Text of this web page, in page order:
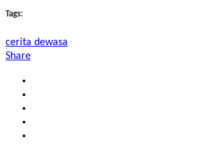
Tags:
cerita dewasa
Share